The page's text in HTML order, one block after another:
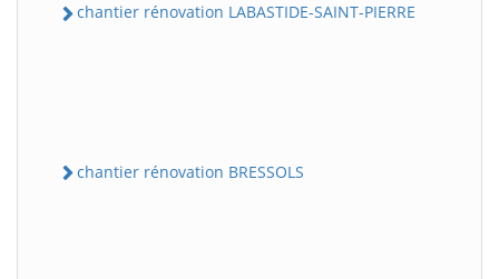
chantier rénovation LABASTIDE-SAINT-PIERRE
chantier rénovation BRESSOLS